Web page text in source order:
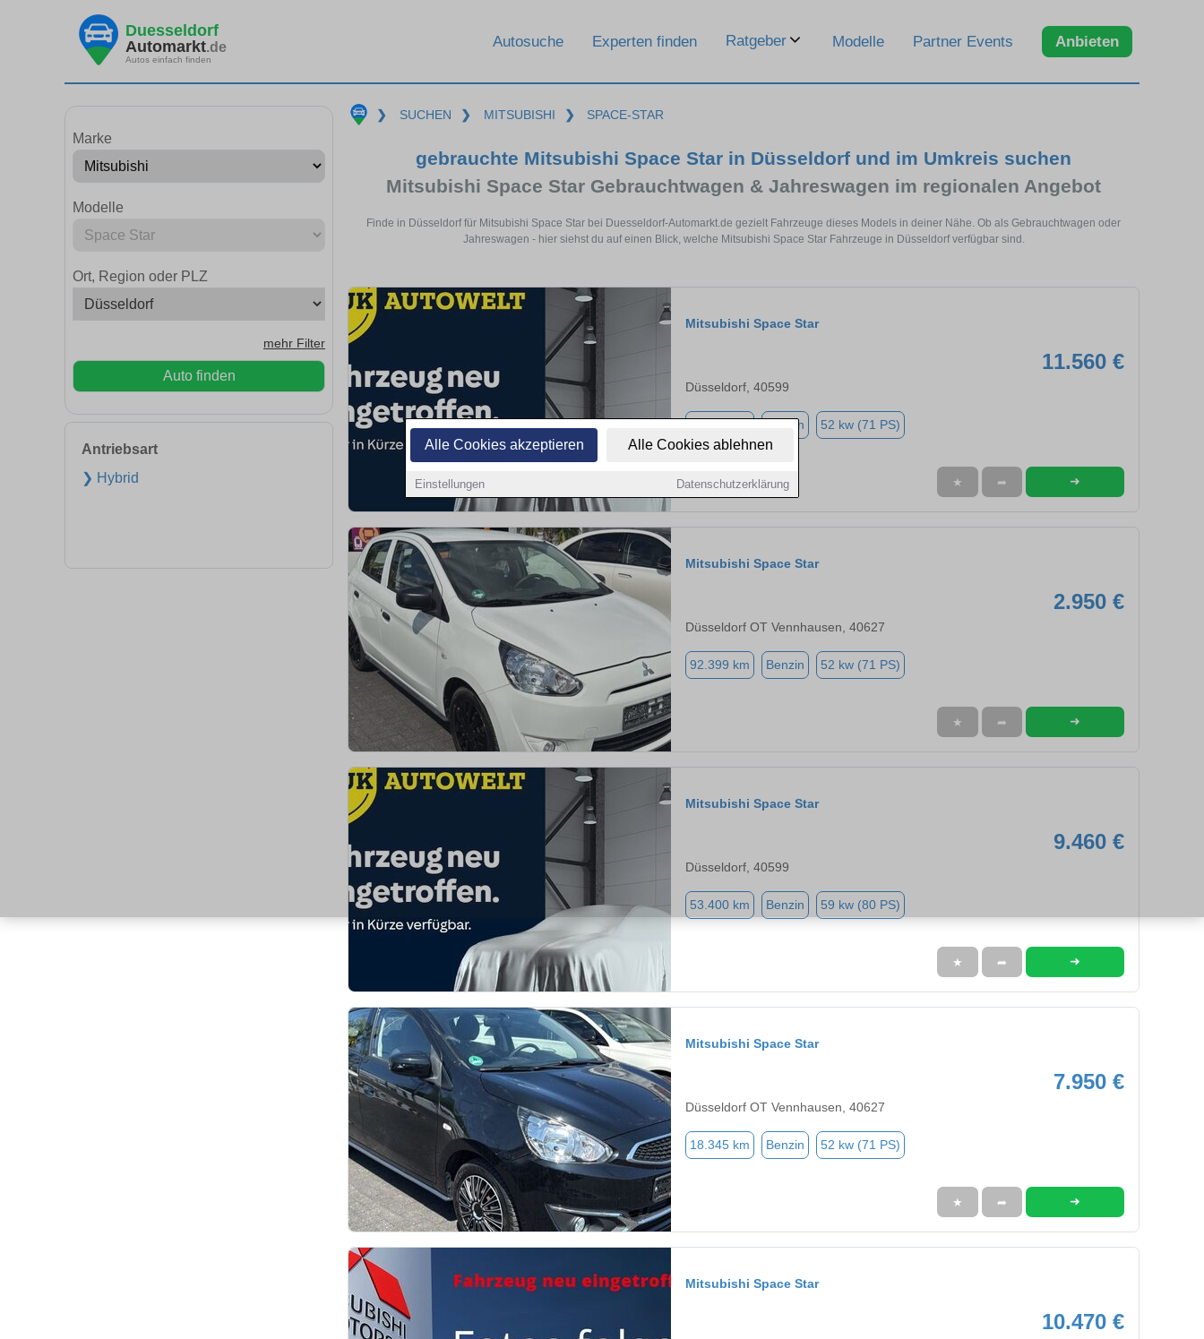
Alle Cookies akzeptieren Alle Cookies ablehnen
Einstellungen Datenschutzerklärung
Duesseldorf
Automarkt.de
Autos einfach finden
Autosuche Experten finden Ratgeber Modelle Partner Events Anbieten
Marke
Modelle
Ort, Region oder PLZ
mehr Filter
Auto finden
Antriebsart
❯ Hybrid
❯ SUCHEN ❯ MITSUBISHI ❯ SPACE-STAR
gebrauchte Mitsubishi Space Star in Düsseldorf und im Umkreis suchen
Mitsubishi Space Star Gebrauchtwagen & Jahreswagen im regionalen Angebot
Finde in Düsseldorf für Mitsubishi Space Star bei Duesseldorf-Automarkt.de gezielt Fahrzeuge dieses Models in deiner Nähe. Ob als Gebrauchtwagen oder
Jahreswagen - hier siehst du auf einen Blick, welche Mitsubishi Space Star Fahrzeuge in Düsseldorf verfügbar sind.
Mitsubishi Space Star
11.560 €
Düsseldorf, 40599
Benzin 52 kw (71 PS)
★ ➦ ➜
Mitsubishi Space Star
2.950 €
Düsseldorf OT Vennhausen, 40627
92.399 km Benzin 52 kw (71 PS)
★ ➦ ➜
Mitsubishi Space Star
9.460 €
Düsseldorf, 40599
53.400 km Benzin 59 kw (80 PS)
★ ➦ ➜
Mitsubishi Space Star
7.950 €
Düsseldorf OT Vennhausen, 40627
18.345 km Benzin 52 kw (71 PS)
★ ➦ ➜
Mitsubishi Space Star
10.470 €